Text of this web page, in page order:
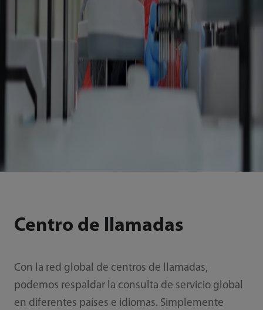
Centro de llamadas
Con la red global de centros de llamadas,
podemos respaldar la consulta de servicio global
en diferentes países e idiomas. Simplemente